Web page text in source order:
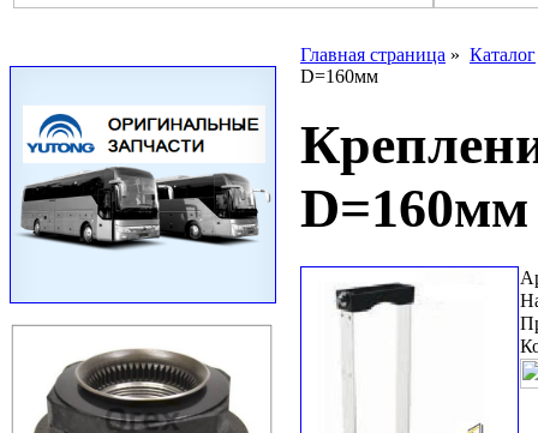
Главная страница » Каталог
D=160мм
D=160мм